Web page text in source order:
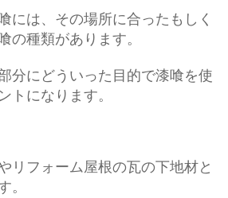
には、その場所に合ったもしく
の種類があります。
分にどういった目的で漆喰を使
トになります。
リフォーム屋根の瓦の下地材と
。